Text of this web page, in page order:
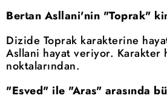
Bertan Asllani'nin "Toprak"
Dizide Toprak karakterine
Asllani hayat veriyor. Karakter
noktalarından.
"Esved" ile "Aras" arasında